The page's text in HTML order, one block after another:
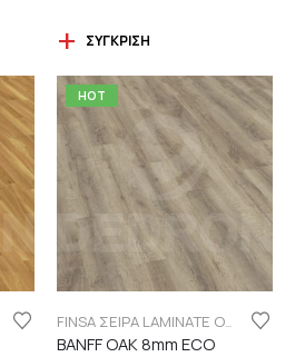
ΣΎΓΚΡΙΣΗ
HOT
FINSA ΣΕΙΡΑ LAMINATE ORIGINAL "ECO LABEL"
BANFF OAK 8mm ECO